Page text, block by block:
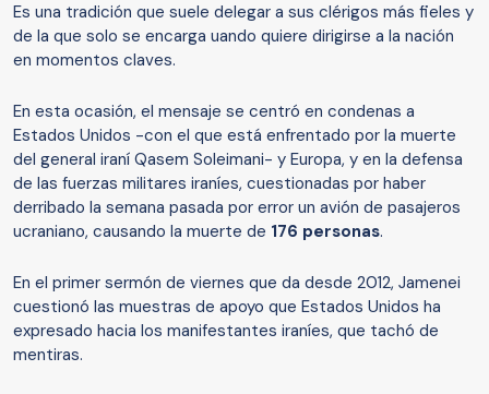
Es una tradición que suele delegar a sus clérigos más fieles y
de la que solo se encarga uando quiere dirigirse a la nación
en momentos claves.
En esta ocasión, el mensaje se centró en condenas a
Estados Unidos -con el que está enfrentado por la muerte
del general iraní Qasem Soleimani- y Europa, y en la defensa
de las fuerzas militares iraníes, cuestionadas por haber
derribado la semana pasada por error un avión de pasajeros
ucraniano, causando la muerte de 176 personas.
En el primer sermón de viernes que da desde 2012, Jamenei
cuestionó las muestras de apoyo que Estados Unidos ha
expresado hacia los manifestantes iraníes, que tachó de
mentiras.